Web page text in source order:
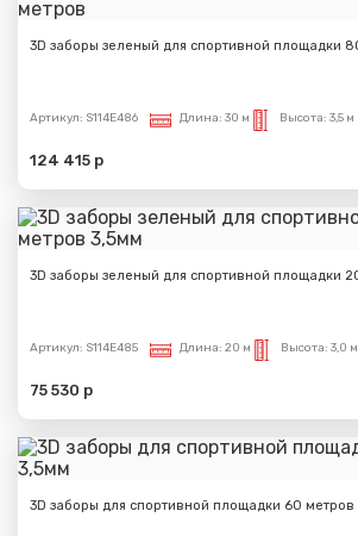
3D заборы зеленый для спортивной площадки
Артикул: S114E486 Длина: 30 м Высота: 3,5 м
124 415 р
3D заборы зеленый для спортивной площадки
Артикул: S114E485 Длина: 20 м Высота: 3,0 м
75 530 р
3D заборы для спортивной площадки 60 метров